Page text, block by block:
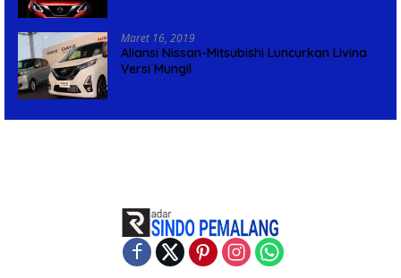
Maret 16, 2019
Aliansi Nissan-Mitsubishi Luncurkan Livina
Versi Mungil